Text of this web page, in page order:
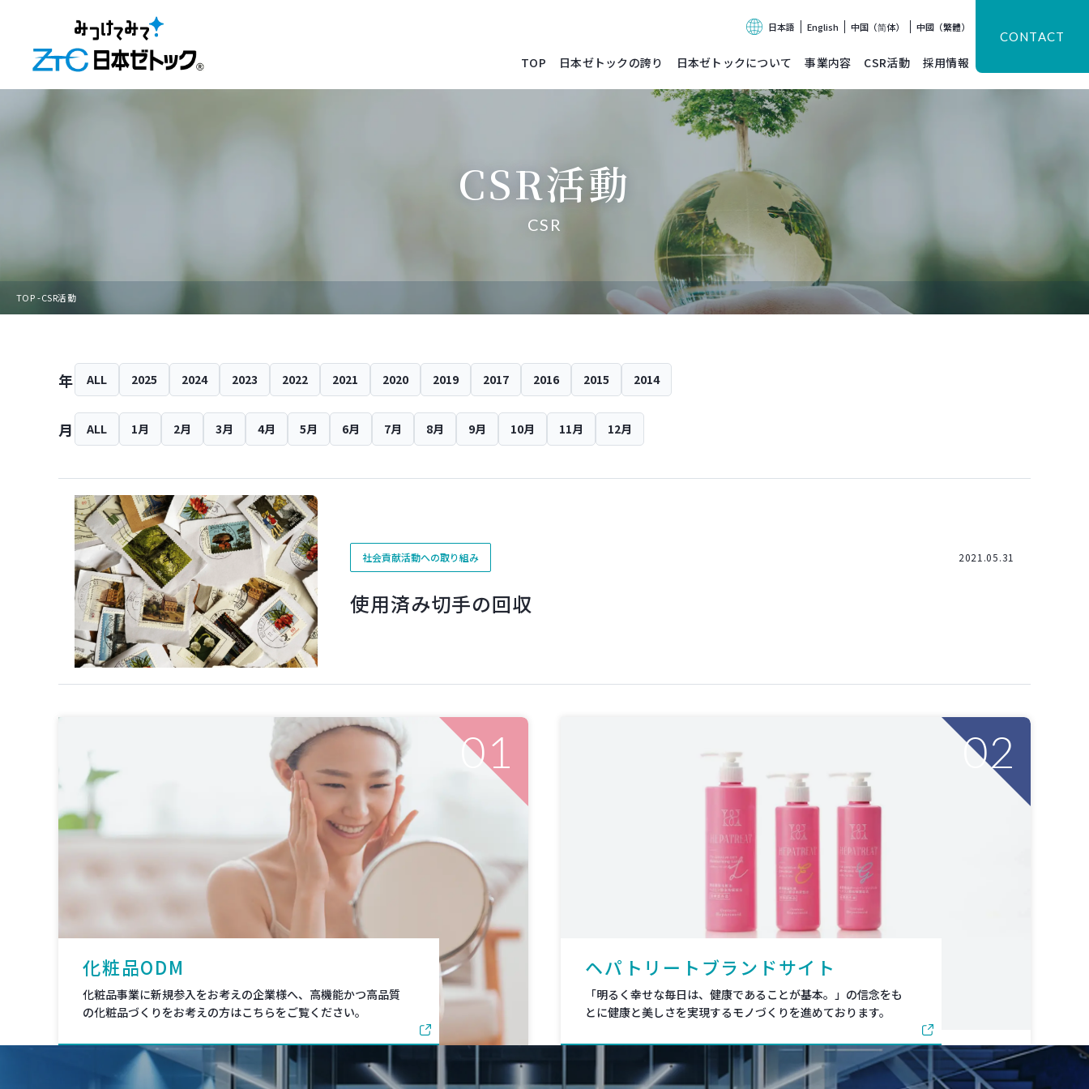
日本語 English 中国（简体） 中國（繁體）
TOP 日本ゼトックの誇り 日本ゼトックについて 事業内容 CSR活動 採用情報
CONTACT
CSR活動
CSR
TOP CSR活動
年 ALL 2025 2024 2023 2022 2021 2020 2019 2017 2016 2015 2014
月 ALL 1月 2月 3月 4月 5月 6月 7月 8月 9月 10月 11月 12月
社会貢献活動への取り組み 2021.05.31
使用済み切手の回収
01
化粧品ODM
化粧品事業に新規参入をお考えの企業様へ、高機能かつ高品質
の化粧品づくりをお考えの方はこちらをご覧ください。
02
ヘパトリートブランドサイト
「明るく幸せな毎日は、健康であることが基本。」の信念をも
とに健康と美しさを実現するモノづくりを進めております。